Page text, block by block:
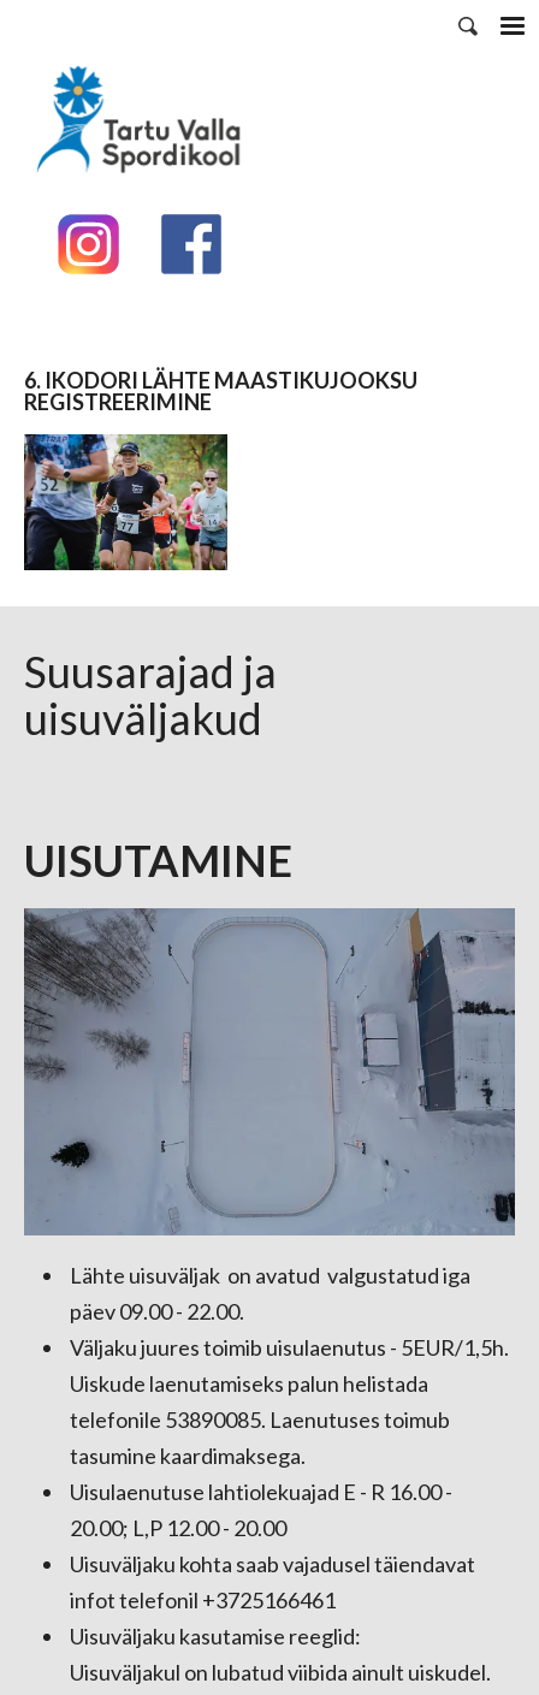
6. IKODORI LÄHTE MAASTIKUJOOKSU
REGISTREERIMINE
Suusarajad ja
uisuväljakud
UISUTAMINE
Lähte uisuväljak on avatud valgustatud iga
päev 09.00 - 22.00.
Väljaku juures toimib uisulaenutus - 5EUR/1,5h.
Uiskude laenutamiseks palun helistada
telefonile 53890085. Laenutuses toimub
tasumine kaardimaksega.
Uisulaenutuse lahtiolekuajad E - R 16.00 -
20.00; L,P 12.00 - 20.00
Uisuväljaku kohta saab vajadusel täiendavat
infot telefonil +3725166461
Uisuväljaku kasutamise reeglid:
Uisuväljakul on lubatud viibida ainult uiskudel.